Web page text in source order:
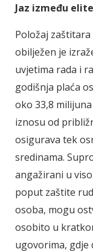
Jaz između
Položaj
obilježen je
uvjetima rada i
godišnja plaća
oko 33,8
iznosu od
osigurava tek
sredinama.
angažirani u
poput zaštite
osoba, mogu
osobito u
ugovorima, gdje